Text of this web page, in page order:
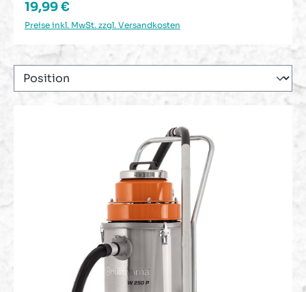
Regulärer Preis:
59,50 €
Preise inkl. MwSt. zzgl. Versandkosten